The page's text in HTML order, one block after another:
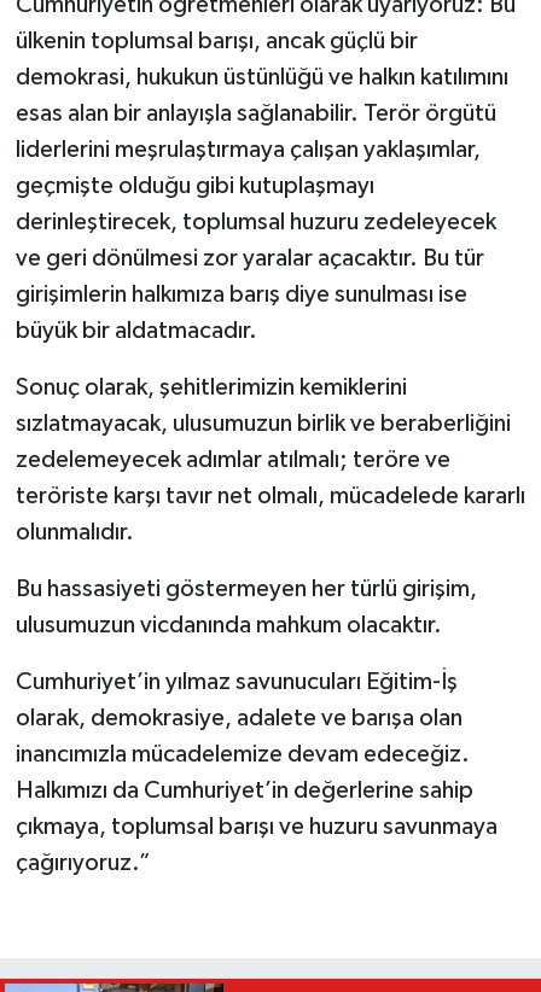
Cumhuriyetin öğretmenleri olarak uyarıyoruz: Bu
ülkenin toplumsal barışı, ancak güçlü bir
demokrasi, hukukun üstünlüğü ve halkın katılımını
esas alan bir anlayışla sağlanabilir. Terör örgütü
liderlerini meşrulaştırmaya çalışan yaklaşımlar,
geçmişte olduğu gibi kutuplaşmayı
derinleştirecek, toplumsal huzuru zedeleyecek
ve geri dönülmesi zor yaralar açacaktır. Bu tür
girişimlerin halkımıza barış diye sunulması ise
büyük bir aldatmacadır.
Sonuç olarak, şehitlerimizin kemiklerini
sızlatmayacak, ulusumuzun birlik ve beraberliğini
zedelemeyecek adımlar atılmalı; teröre ve
teröriste karşı tavır net olmalı, mücadelede kararlı
olunmalıdır.
Bu hassasiyeti göstermeyen her türlü girişim,
ulusumuzun vicdanında mahkum olacaktır.
Cumhuriyet’in yılmaz savunucuları Eğitim-İş
olarak, demokrasiye, adalete ve barışa olan
inancımızla mücadelemize devam edeceğiz.
Halkımızı da Cumhuriyet’in değerlerine sahip
çıkmaya, toplumsal barışı ve huzuru savunmaya
çağırıyoruz.”